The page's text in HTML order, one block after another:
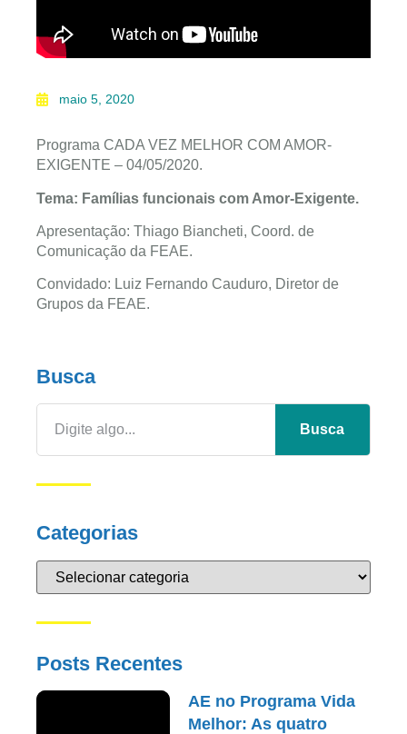
maio 5, 2020
Programa CADA VEZ MELHOR COM AMOR-
EXIGENTE – 04/05/2020.
Tema: Famílias funcionais com Amor-Exigente.
Apresentação: Thiago Biancheti, Coord. de
Comunicação da FEAE.
Convidado: Luiz Fernando Cauduro, Diretor de
Grupos da FEAE.
Busca
Busca
Categorias
Posts Recentes
AE no Programa Vida
Melhor: As quatro